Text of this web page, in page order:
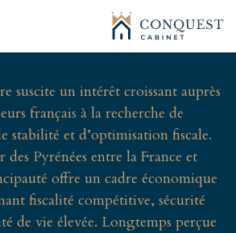
suscite un intérêt croissant auprès
français à la recherche de
stabilité et d’optimisation fiscale.
Pyrénées entre la France et
offre un cadre économique
fiscalité compétitive, sécurité
de vie élevée. Longtemps perçue